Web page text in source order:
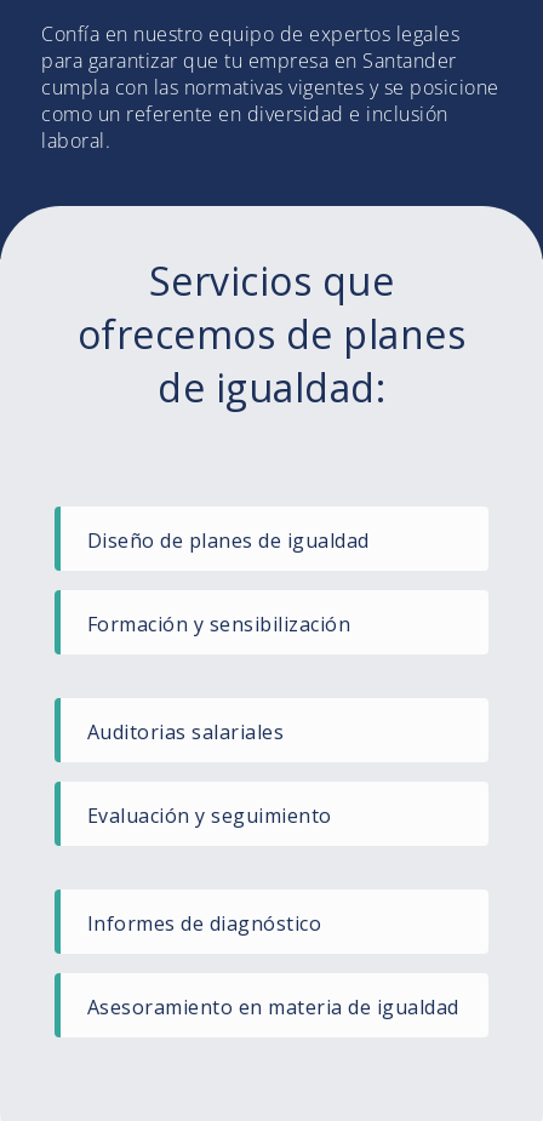
Confía en nuestro equipo de expertos legales
para garantizar que tu empresa en Santander
cumpla con las normativas vigentes y se posicione
como un referente en diversidad e inclusión
laboral.
Servicios que
ofrecemos de planes
de igualdad:
Diseño de planes de igualdad​
Formación y sensibilización
Auditorias salariales ​
Evaluación y seguimiento​
Informes de diagnóstico ​
Asesoramiento en materia de igualdad